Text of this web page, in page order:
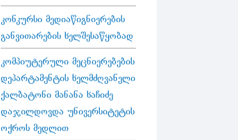
კონკურსი მედიაწიგნიერების
განვითარების ხელშესაწყობად
კომპიუტერული მეცნიერებების
დეპარტამენტის ხელმძღვანელი
ქალბატონი მანანა ხაჩიძე
დაჯილდოვდა უნივერსიტეტის
ოქროს მედლით